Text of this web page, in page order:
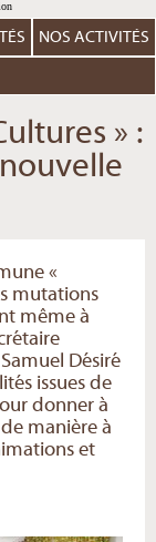
NOS ACTIVITÉS
» :
«
mutations
même à
Désiré
issues de
donner à
manière à
et